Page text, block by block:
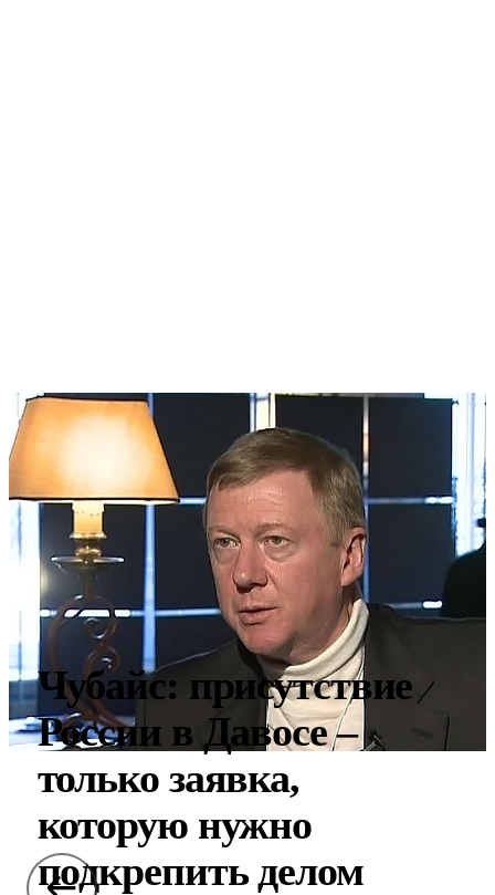
Чубайс: присутствие
России в Давосе –
только заявка,
которую нужно
подкрепить делом